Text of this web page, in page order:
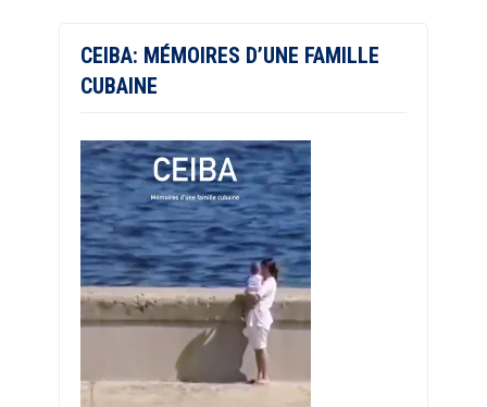
CEIBA: MÉMOIRES D’UNE FAMILLE
CUBAINE